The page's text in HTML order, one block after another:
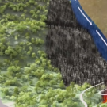
esencijalne
su baterijska
Također se
upozorenje
nestanka